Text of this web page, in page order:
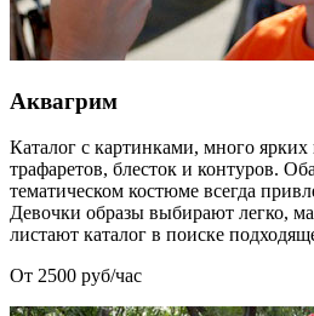
Аквагрим
Каталог с картинками, много ярких
трафаретов, блесток и контуров.
тематическом костюме всегда
Девочки образы выбирают легко,
листают каталог в поиске
От 2500 руб/час